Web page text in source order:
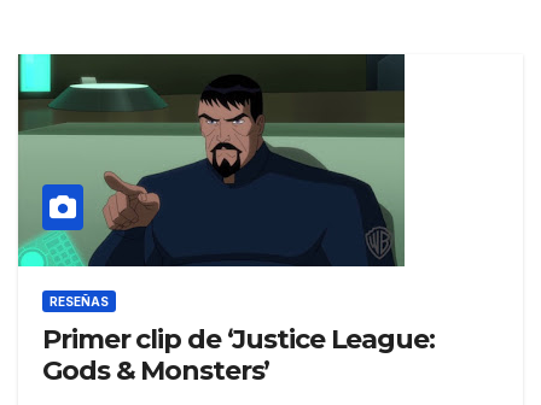
RESEÑAS
Primer clip de ‘Justice League:
Gods & Monsters’